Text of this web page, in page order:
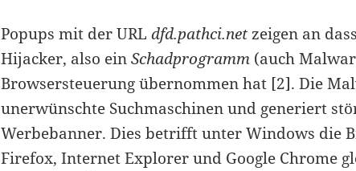
Popups mit der URL dfd.pathci.netzeigen an
Hijacker, also einSchadprogramm (auch
Browsersteuerung übernommen hat [2]. Die
unerwünschte Suchmaschinen und generiert
Werbebanner. Dies betrifft unter Windows die
Firefox, Internet Explorer und Google Chrome